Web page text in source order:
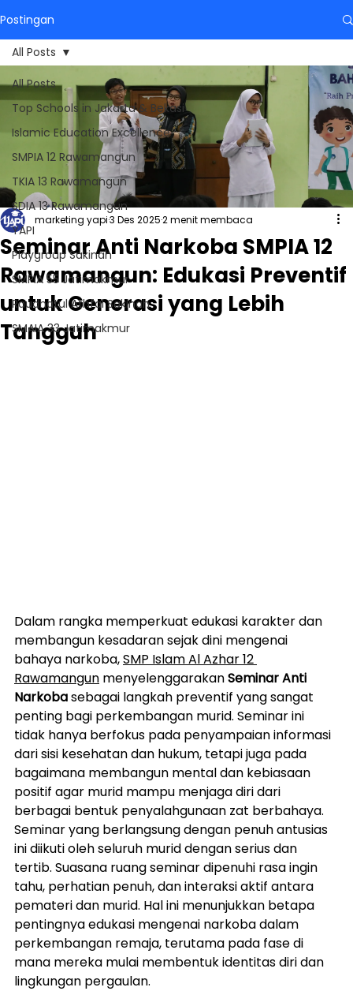
Postingan
All Posts
Top Schools in Jakarta & Bekasi
Islamic Education Excellence
SMPIA 12 Rawamangun
TKIA 13 Rawamangun
SDIA 13 Rawamangun
YAPI
Playgroup Sakinah
SMPIA 55 Jatimakmur
Raudhatul Athfal Sakinah
SMAIA 33 Jatimakmur
All Posts
Seminar Anti Narkoba SMPIA 12
Rawamangun: Edukasi Preventif
untuk Generasi yang Lebih
Tangguh
marketing yapi3 Des 20252 menit membaca
Dalam rangka memperkuat edukasi karakter dan
membangun kesadaran sejak dini mengenai
bahaya narkoba, SMP Islam Al Azhar 12
Rawamangun menyelenggarakan Seminar Anti
Narkoba sebagai langkah preventif yang sangat
penting bagi perkembangan murid. Seminar ini
tidak hanya berfokus pada penyampaian informasi
dari sisi kesehatan dan hukum, tetapi juga pada
bagaimana membangun mental dan kebiasaan
positif agar murid mampu menjaga diri dari
berbagai bentuk penyalahgunaan zat berbahaya.
Seminar yang berlangsung dengan penuh antusias
ini diikuti oleh seluruh murid dengan serius dan
tertib. Suasana ruang seminar dipenuhi rasa ingin
tahu, perhatian penuh, dan interaksi aktif antara
pemateri dan murid. Hal ini menunjukkan betapa
pentingnya edukasi mengenai narkoba dalam
perkembangan remaja, terutama pada fase di
mana mereka mulai membentuk identitas diri dan
lingkungan pergaulan.